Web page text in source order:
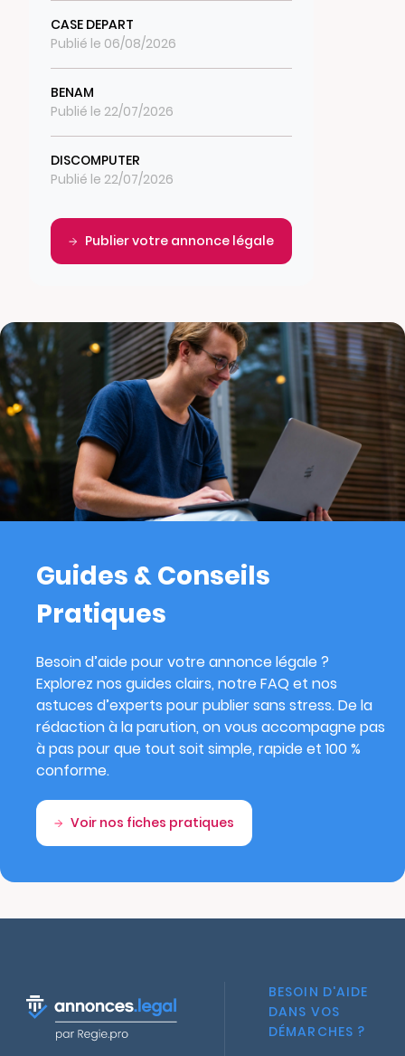
CASE DEPART
Publié le 06/08/2026
BENAM
Publié le 22/07/2026
DISCOMPUTER
Publié le 22/07/2026
Publier votre annonce légale
Guides & Conseils
Pratiques
Besoin d’aide pour votre annonce légale ?
Explorez nos guides clairs, notre FAQ et nos
astuces d’experts pour publier sans stress. De la
rédaction à la parution, on vous accompagne pas
à pas pour que tout soit simple, rapide et 100 %
conforme.
Voir nos fiches pratiques
BESOIN D'AIDE
DANS VOS
DÉMARCHES ?